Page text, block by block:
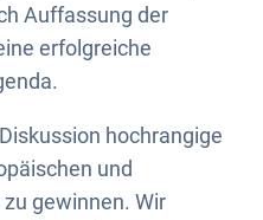
Auffassung der
erfolgreiche
hochrangige
und
gewinnen. Wir